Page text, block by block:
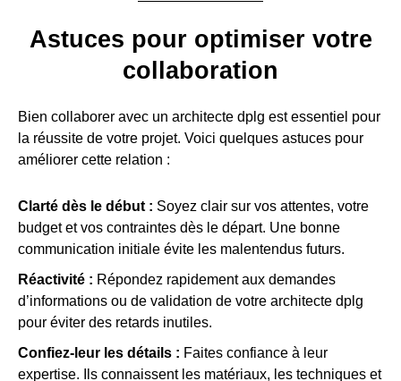
Astuces pour optimiser votre
collaboration
Bien collaborer avec un architecte dplg est essentiel pour
la réussite de votre projet. Voici quelques astuces pour
améliorer cette relation :
Clarté dès le début : Soyez clair sur vos attentes, votre
budget et vos contraintes dès le départ. Une bonne
communication initiale évite les malentendus futurs.
Réactivité : Répondez rapidement aux demandes
d’informations ou de validation de votre architecte dplg
pour éviter des retards inutiles.
Confiez-leur les détails : Faites confiance à leur
expertise. Ils connaissent les matériaux, les techniques et